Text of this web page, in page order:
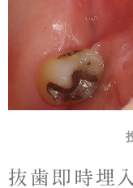
抜歯即時埋